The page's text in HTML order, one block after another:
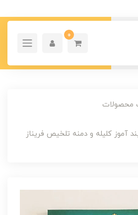
0
محصولات
آموز کلیله و دمنه تلخیص فریناز